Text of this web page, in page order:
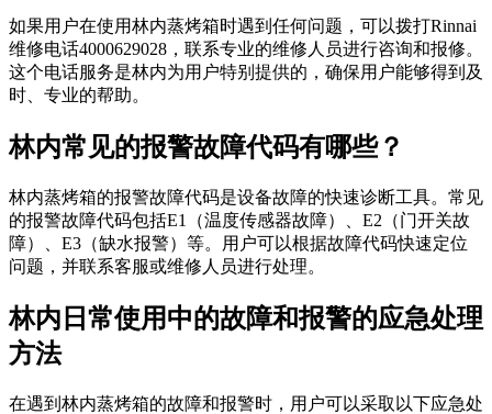
如果用户在使用林内蒸烤箱时遇到任何问题，可以拨打Rinnai
维修电话4000629028，联系专业的维修人员进行咨询和报修。
这个电话服务是林内为用户特别提供的，确保用户能够得到及
时、专业的帮助。
林内常见的报警故障代码有哪些？
林内蒸烤箱的报警故障代码是设备故障的快速诊断工具。常见
的报警故障代码包括E1（温度传感器故障）、E2（门开关故
障）、E3（缺水报警）等。用户可以根据故障代码快速定位
问题，并联系客服或维修人员进行处理。
林内日常使用中的故障和报警的应急处理
方法
在遇到林内蒸烤箱的故障和报警时，用户可以采取以下应急处